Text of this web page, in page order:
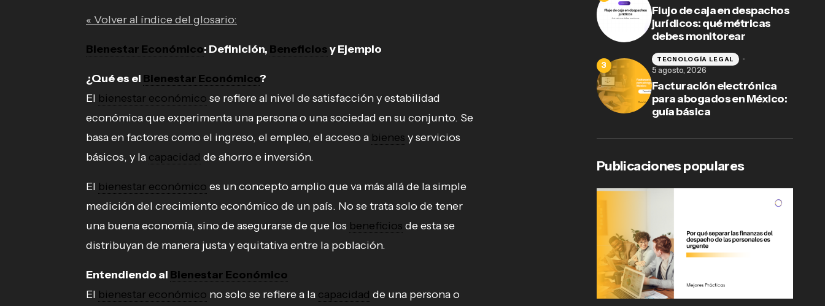
« Volver al índice del glosario:
Bienestar Económico: Definición, Beneficiosy Ejemplo
¿Qué es el Bienestar Económico?
El bienestar económico se refiere al nivel de satisfacción y estabilidad
económica que experimenta una persona o una sociedad en su conjunto. Se
basa en factores como el ingreso, el empleo, el acceso a bienes y servicios
básicos, y la capacidad de ahorro e inversión.
El bienestar económico es un concepto amplio que va más allá de la simple
medición del crecimiento económico de un país. No se trata solo de tener
una buena economía, sino de asegurarse de que los beneficios de esta se
distribuyan de manera justa y equitativa entre la población.
Entendiendo al Bienestar Económico
El bienestar económico no solo se refiere a la capacidad de una persona o
Flujo de caja en despachos
jurídicos: qué métricas
debes monitorear
Facturación electrónica
para abogados en México:
guía básica
TECNOLOGÍA LEGAL
5 agosto, 2026
Publicaciones populares